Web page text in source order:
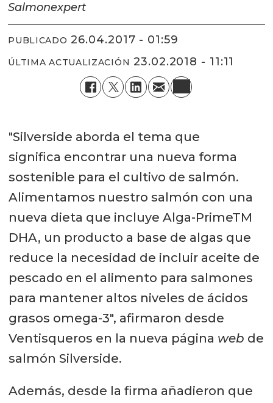
Salmonexpert
PUBLICADO 26.04.2017 - 01:59
ÚLTIMA ACTUALIZACIÓN 23.02.2018 - 11:11
"Silverside aborda el tema que
significa encontrar una nueva forma
sostenible para el cultivo de salmón.
Alimentamos nuestro salmón con una
nueva dieta que incluye Alga-PrimeTM
DHA, un producto a base de algas que
reduce la necesidad de incluir aceite de
pescado en el alimento para salmones
para mantener altos niveles de ácidos
grasos omega-3", afirmaron desde
Ventisqueros en la nueva página web de
salmón Silverside.
Además, desde la firma añadieron que